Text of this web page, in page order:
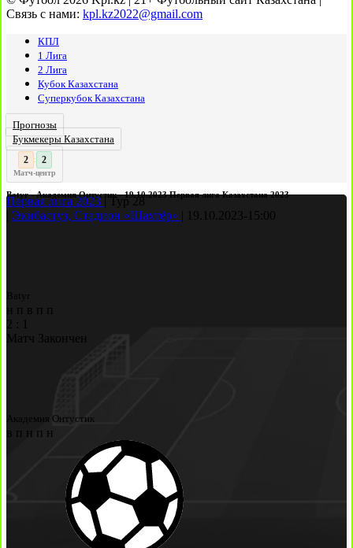
Связь с нами: kpl.kz2022@gmail.com
КПЛ
1 Лига
2 Лига
Кубок Казахстана
Суперкубок Казахстана
Прогнозы
Букмекеры Казахстана
3 : 2
Матч-центр
Batyr - Академия Онтустик - 19.10.2023 Первая лига Казахстана 2023
Первая лига 2023
Тур 28
Экибастуз, Стадион «Шахтёр» 19.10.2023- 15:00
Batyr
н п в п
п
2
1
Матч Закончен
Академия Онтустик
в п н п н